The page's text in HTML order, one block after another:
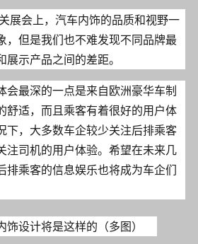
展会上，汽车内饰的品质和视野一
，但是我们也不难发现不同品牌最
示产品之间的差距。
会最深的一点是来自欧洲豪华车制
舒适，而且乘客有着很好的用户体
下，大多数车企较少关注后排乘客
注司机的用户体验。希望在未来几
排乘客的信息娱乐也将成为车企们